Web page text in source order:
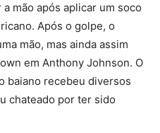
mão após aplicar um soco
Após o golpe, o
mão, mas ainda assim
em Anthony Johnson. O
baiano recebeu diversos
chateado por ter sido